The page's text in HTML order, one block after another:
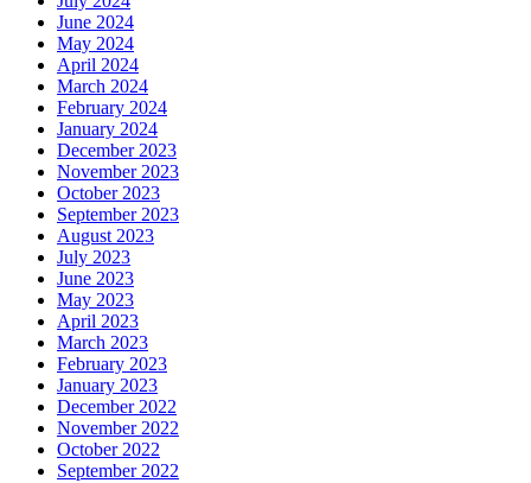
June 2024
May 2024
April 2024
March 2024
February 2024
January 2024
December 2023
November 2023
October 2023
September 2023
August 2023
July 2023
June 2023
May 2023
April 2023
March 2023
February 2023
January 2023
December 2022
November 2022
October 2022
September 2022